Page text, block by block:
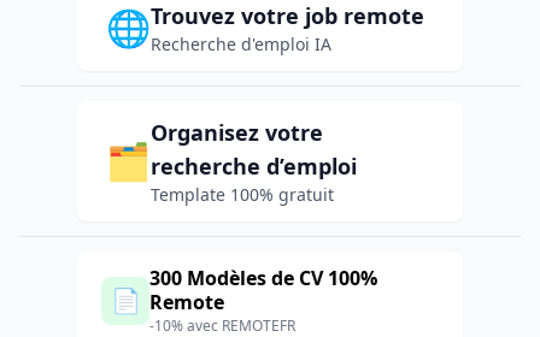
🌐Trouvez votre job remote
Recherche d'emploi IA
🗂️
Organisez votre
recherche d’emploi
Template 100% gratuit
📄
300 Modèles de CV 100%
Remote
-10% avec REMOTEFR